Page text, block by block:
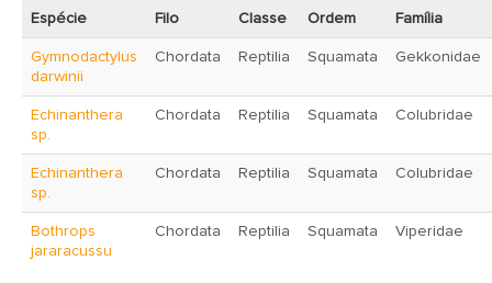
Espécie Filo Classe Ordem Família
Gymnodactylus
darwinii
Chordata Reptilia Squamata Gekkonidae
Echinanthera
sp.
Chordata Reptilia Squamata Colubridae
Echinanthera
sp.
Chordata Reptilia Squamata Colubridae
Bothrops
jararacussu
Chordata Reptilia Squamata Viperidae